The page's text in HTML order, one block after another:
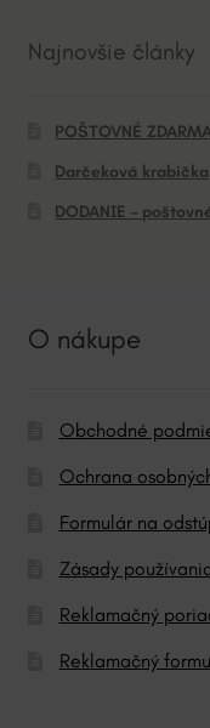
Najnovšie články
POŠTOVNÉ
Darčeková krabička
DODANIE –
O nákupe
Obchodné
Ochrana
Formulár na
Zásady
Reklamačný
Reklamačný